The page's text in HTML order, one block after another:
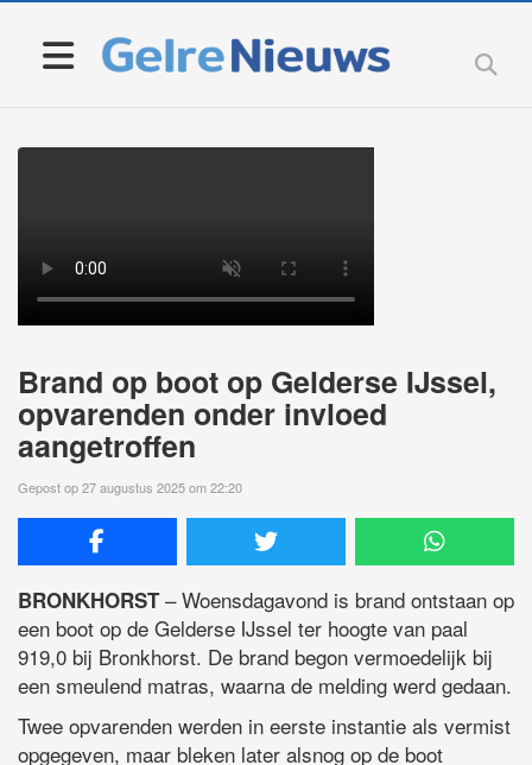
Brand op boot op Gelderse IJssel,
opvarenden onder invloed
aangetroffen
Gepost op 27 augustus 2025 om 22:20
BRONKHORST– Woensdagavond is brand ontstaan op
een boot op de Gelderse IJssel ter hoogte van paal
919,0 bij Bronkhorst. De brand begon vermoedelijk bij
een smeulend matras, waarna de melding werd gedaan.
Twee opvarenden werden in eerste instantie als vermist
opgegeven, maar bleken later alsnog op de boot